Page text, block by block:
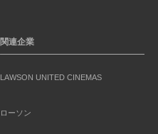
関連企業
LAWSON UNITED CINEMAS
ローソン